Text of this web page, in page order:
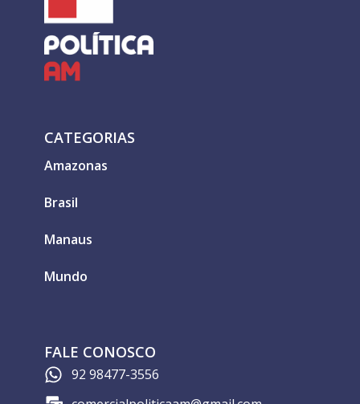
CATEGORIAS
Amazonas
Brasil
Manaus
Mundo
FALE CONOSCO
92 98477-3556